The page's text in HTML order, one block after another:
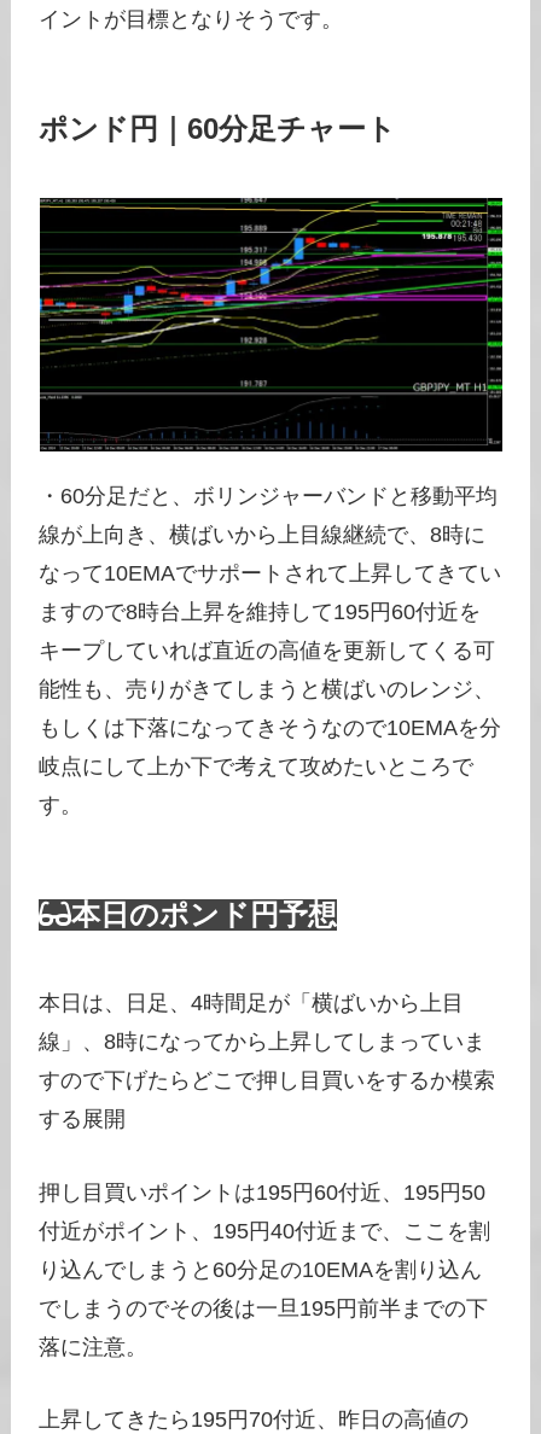
イントが目標となりそうです。
ポンド円｜60分足チャート
・60分足だと、ボリンジャーバンドと移動平均
線が上向き、横ばいから上目線継続で、8時に
なって10EMAでサポートされて上昇してきてい
ますので8時台上昇を維持して195円60付近を
キープしていれば直近の高値を更新してくる可
能性も、売りがきてしまうと横ばいのレンジ、
もしくは下落になってきそうなので10EMAを分
岐点にして上か下で考えて攻めたいところで
す。
本日のポンド円予想
本日は、日足、4時間足が「横ばいから上目
線」、8時になってから上昇してしまっていま
すので下げたらどこで押し目買いをするか模索
する展開
押し目買いポイントは195円60付近、195円50
付近がポイント、195円40付近まで、ここを割
り込んでしまうと60分足の10EMAを割り込ん
でしまうのでその後は一旦195円前半までの下
落に注意。
上昇してきたら195円70付近、昨日の高値の